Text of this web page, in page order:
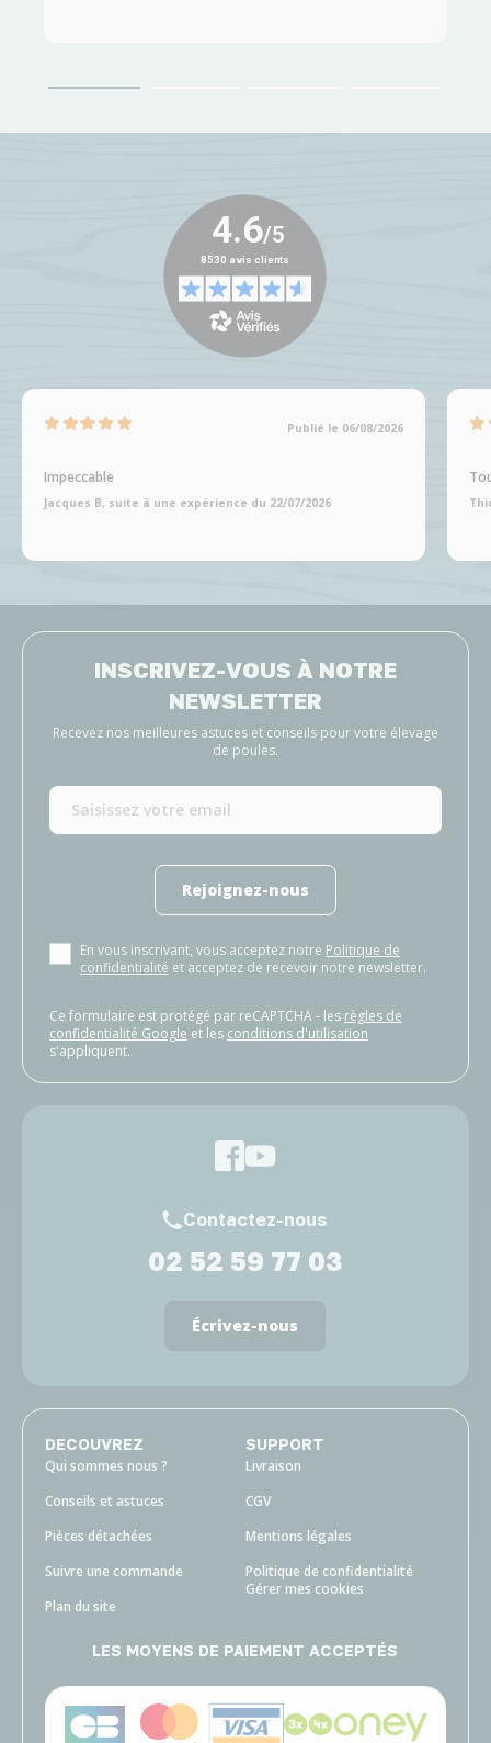
Publié le 06/08/2026
Impeccable
Jacques B, suite à une expérience du 22/07/2026
INSCRIVEZ-VOUS À NOTRE
NEWSLETTER
Recevez nos meilleures astuces et conseils pour votre élevage
de poules.
Rejoignez-nous
En vous inscrivant, vous acceptez notre Politique de
confidentialité et acceptez de recevoir notre newsletter.
Ce formulaire est protégé par reCAPTCHA - les règles de
confidentialité Google et les conditions d'utilisation
s'appliquent.
Contactez-nous
02 52 59 77 03
Écrivez-nous
DECOUVREZ
Qui sommes nous ?
Conseils et astuces
Pièces détachées
Suivre une commande
Plan du site
SUPPORT
Livraison
CGV
Mentions légales
Politique de confidentialité
Gérer mes cookies
LES MOYENS DE PAIEMENT ACCEPTÉS